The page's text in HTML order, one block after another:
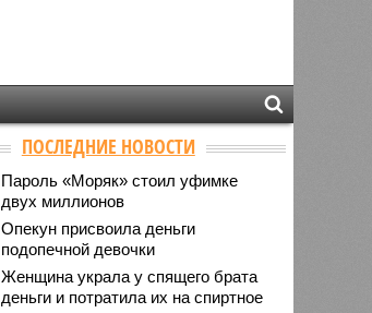
ПОСЛЕДНИЕ НОВОСТИ
Пароль «Моряк» стоил уфимке
двух миллионов
Опекун присвоила деньги
подопечной девочки
Женщина украла у спящего брата
деньги и потратила их на спиртное